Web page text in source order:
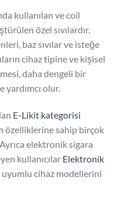
kullanılan ve coil
özel sıvılardır.
baz sıvılar ve isteğe
cihaz tipine ve kişisel
daha dengeli bir
yardımcı olur.
E-Likit kategorisi
özelliklerine sahip birçok
elektronik sigara
kullanıcılar Elektronik
cihaz modellerini